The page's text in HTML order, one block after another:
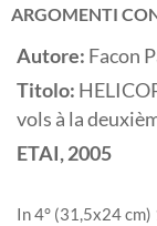
ARGOMENTI
Autore: Facon
Titolo:
vols à la
ETAI,2005
In 4° (31,5x24